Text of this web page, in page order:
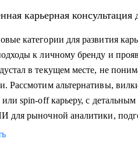
карьерная консультация
категории для развития
к личному бренду и
в текущем месте, не
Рассмотим альтернативы,
spin-off карьеру, с
для рыночной аналитики,